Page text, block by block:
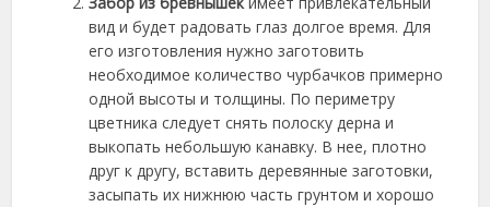
вид и будет радовать глаз долгое время. Для
его изготовления нужно заготовить
необходимое количество чурбачков примерно
одной высоты и толщины. По периметру
цветника следует снять полоску дерна и
выкопать небольшую канавку. В нее, плотно
друг к другу, вставить деревянные заготовки,
засыпать их нижнюю часть грунтом и хорошо